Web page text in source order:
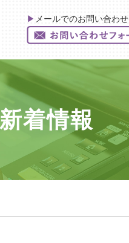
▶︎メールでのお問い合わせ
新着情報